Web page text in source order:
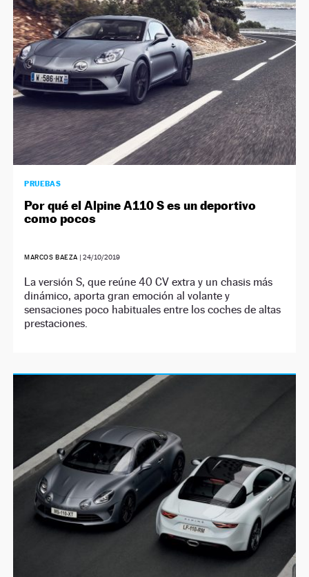
PRUEBAS
Por qué el Alpine A110 S es un deportivo
como pocos
MARCOS BAEZA |24/10/2019
La versión S, que reúne 40 CV extra y un chasis más
dinámico, aporta gran emoción al volante y
sensaciones poco habituales entre los coches de altas
prestaciones.